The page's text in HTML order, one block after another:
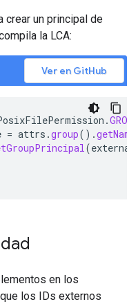
crear un principal de
la LCA:
Ver en GitHub
.
= attrs .group().getName
(
en los
los IDs externos